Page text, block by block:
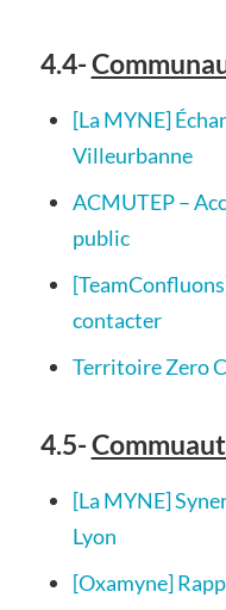
4.4-
[La MYNE]
Villeurbanne
ACMUTEP –
public
contacter
Territoire Zero
4.5-
[La MYNE]
Lyon
[Oxamyne]